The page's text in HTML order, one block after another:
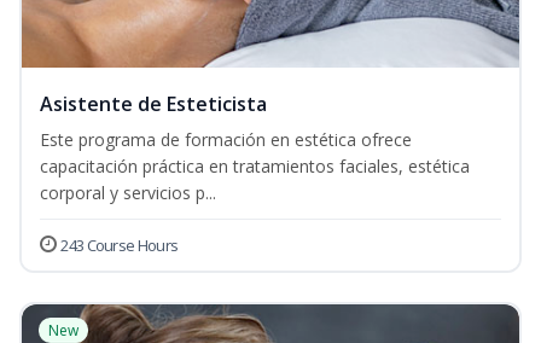
Asistente de Esteticista
Este programa de formación en estética ofrece
capacitación práctica en tratamientos faciales, estética
corporal y servicios p...
243 Course Hours
New